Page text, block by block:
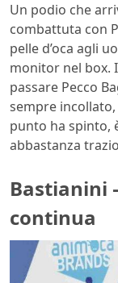
Un podio che
combattuta con
pelle d’oca agli
monitor nel box.
passare Pecco
sempre
punto ha spinto,
abbastanza
Bastianini
continua